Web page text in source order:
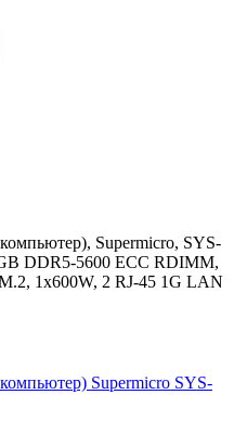
Supermicro, SYS-
DDR5-5600 ECC RDIMM,
1x600W, 2 RJ-45 1G LAN
Supermicro SYS-